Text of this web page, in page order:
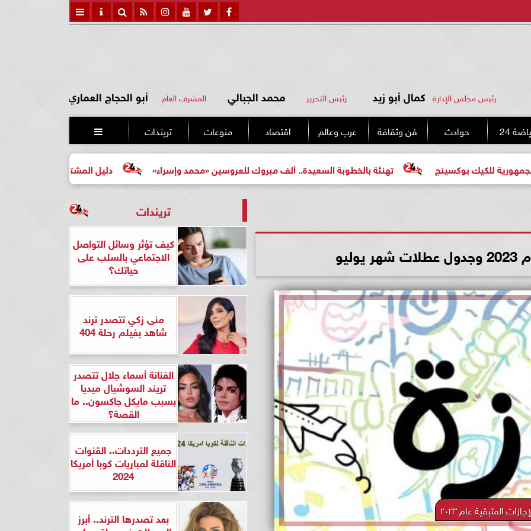
رئيس مجلس الإدارة كمال أبو زيد رئيس التحرير محمد الجبالي المشرف العام أبو الحجاج العماري
24 حوادث فن وثقافة عرب وعالم اقتصاد منوعات تريندات 
دليل المشتري لأول مرة لاختيار مشروع تهنئة بالخطوبة السعيدة.. ألف مبروك للعروسين «محمد وإسراء» بوكسينج
المتبقية عام ٢٠٢٣
تريندات
كيف تؤثر وسائل التواصل
الاجتماعي بالسلب على
حياتك؟
منى زكي تتصدر ترند
شاهد بفيلم رحلة 404
الفنانة أسماء جلال تتصدر
تريند السوشيال ميديا
بسبب مايكل جاكسون.. ما
القصة؟
جميع الترددات.. القنوات
الناقلة لمباريات كوبا أمريكا
2024
بعد تصدرها الترند.. أبرز